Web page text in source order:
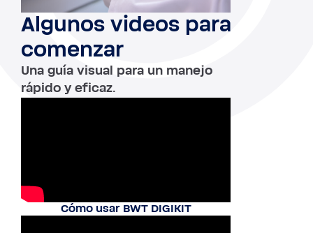
Algunos videos para
comenzar
Una guía visual para un manejo
rápido y eficaz.
Cómo usar BWT DIGIKIT